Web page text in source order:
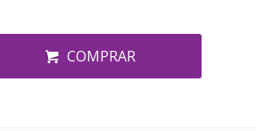
COMPRAR